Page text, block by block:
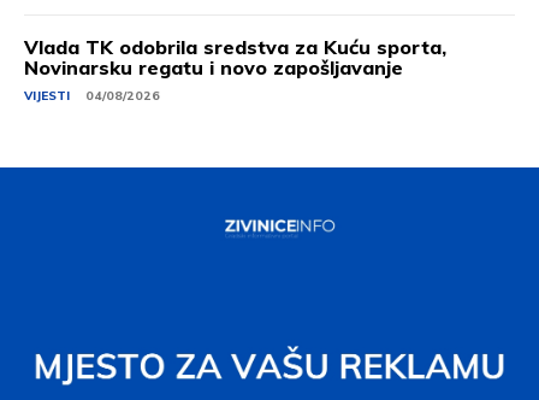
Vlada TK odobrila sredstva za Kuću sporta,
Novinarsku regatu i novo zapošljavanje
VIJESTI 04/08/2026